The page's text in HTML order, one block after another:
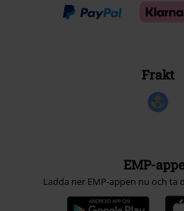
Frakt
EMP-
Ladda ner EMP-appen nu och ta